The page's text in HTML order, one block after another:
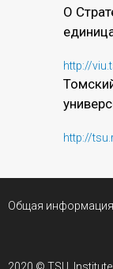
О
http://
http://
Общая